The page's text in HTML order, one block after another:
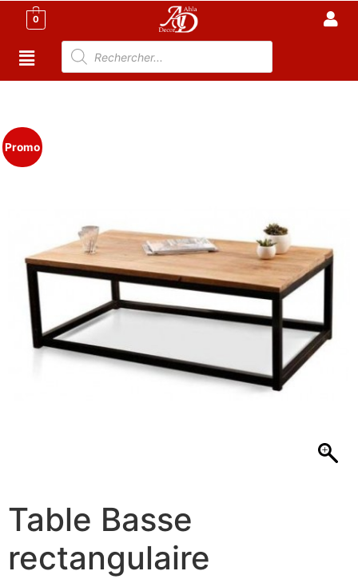
0
Promo
Table Basse
rectangulaire